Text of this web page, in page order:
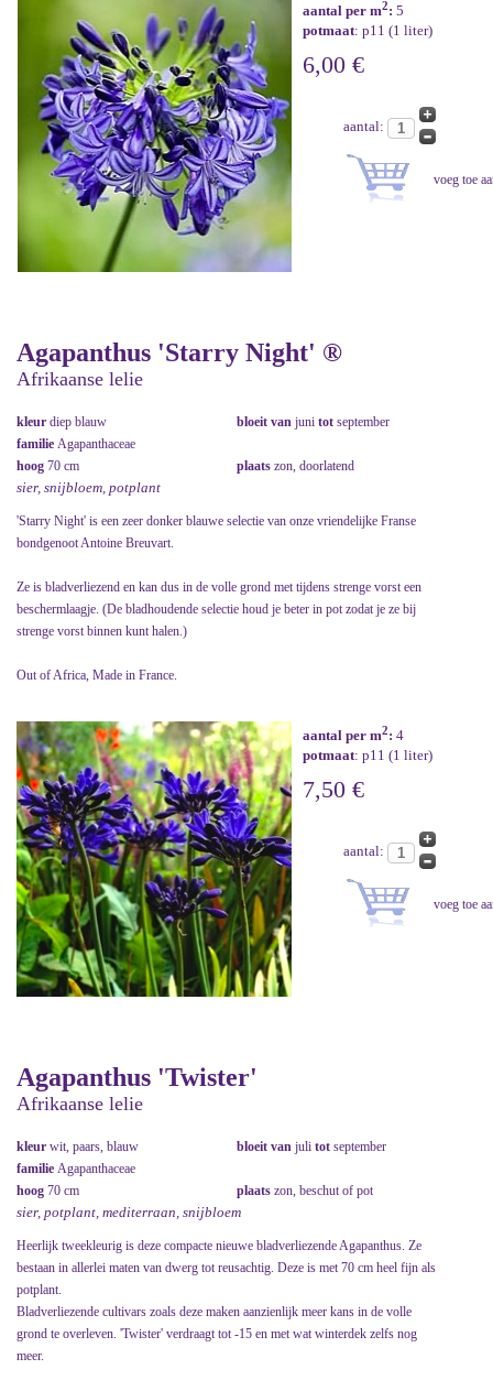
aantal per m2: 5
potmaat: p11 (1 liter)
6,00 €
aantal:
Agapanthus 'Starry Night' ®
Afrikaanse lelie
kleur diep blauw bloeit van juni tot september
familie Agapanthaceae
hoog 70 cm plaats zon, doorlatend
sier, snijbloem, potplant
'Starry Night' is een zeer donker blauwe selectie van onze vriendelijke Franse
bondgenoot Antoine Breuvart.
Ze is bladverliezend en kan dus in de volle grond met tijdens strenge vorst een
beschermlaagje. (De bladhoudende selectie houd je beter in pot zodat je ze bij
strenge vorst binnen kunt halen.)
Out of Africa, Made in France.
aantal per m2: 4
potmaat: p11 (1 liter)
7,50 €
aantal:
Agapanthus 'Twister'
Afrikaanse lelie
kleur wit, paars, blauw bloeit van juli tot september
familie Agapanthaceae
hoog 70 cm plaats zon, beschut of pot
sier, potplant, mediterraan, snijbloem
Heerlijk tweekleurig is deze compacte nieuwe bladverliezende Agapanthus. Ze
bestaan in allerlei maten van dwerg tot reusachtig. Deze is met 70 cm heel fijn als
potplant.
Bladverliezende cultivars zoals deze maken aanzienlijk meer kans in de volle
grond te overleven. 'Twister' verdraagt tot -15 en met wat winterdek zelfs nog
meer.